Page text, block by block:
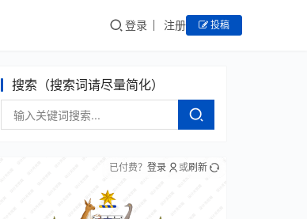
登录 注册 投稿
搜索（搜索词请尽量简化）
已付费？ 登录 或刷新